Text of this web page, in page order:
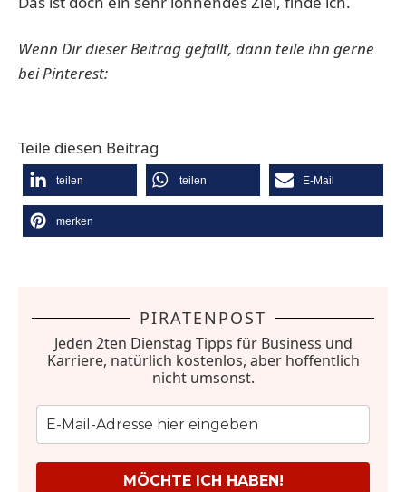
Wenn Dir dieser Beitrag gefällt, dann teile ihn gerne
bei Pinterest:
Teile diesen Beitrag
teilen teilen E-Mail
merken
PIRATENPOST
Jeden 2ten Dienstag Tipps für Business und
Karriere, natürlich kostenlos, aber hoffentlich
nicht umsonst.
MÖCHTE ICH HABEN!